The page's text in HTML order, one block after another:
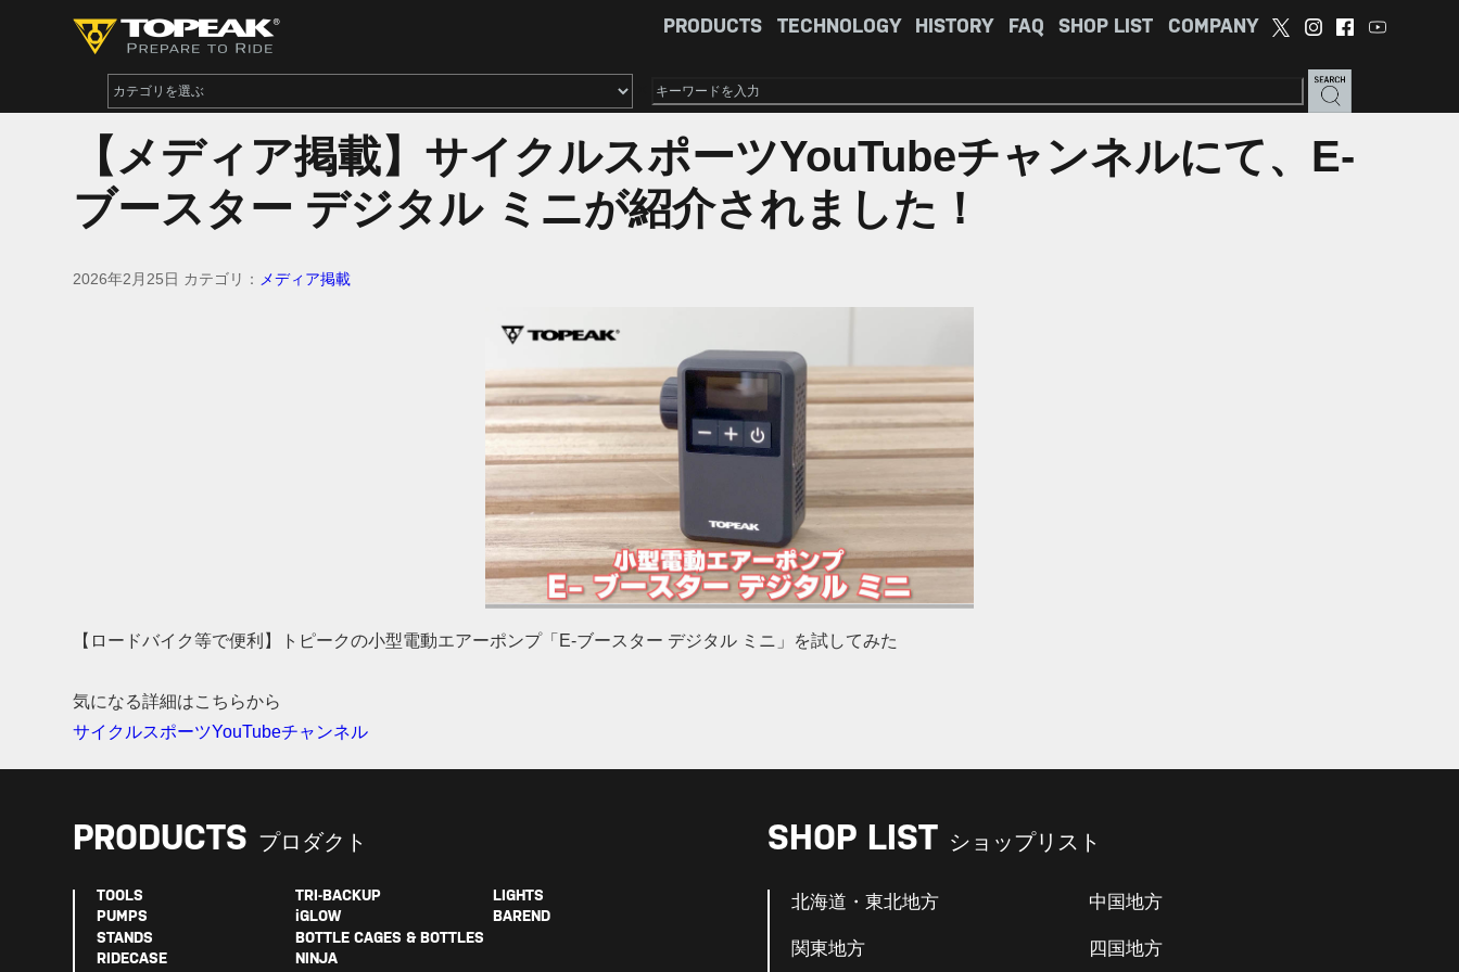
COMPANY
SHOP LIST
FAQ
HISTORY
TECHNOLOGY
PRODUCTS
【メディア掲載】サイクルスポーツYouTubeチャンネルにて、E-
ブースター デジタル ミニが紹介されました！
2026年2月25日 カテゴリ： メディア掲載
【ロードバイク等で便利】トピークの小型電動エアーポンプ「E-ブースター デジタル ミニ」を試してみた
気になる詳細はこちらから
サイクルスポーツYouTubeチャンネル
PRODUCTS プロダクト
TOOLS
PUMPS
STANDS
RIDECASE
TRI-BACKUP
iGLOW
BOTTLE CAGES & BOTTLES
NINJA
LIGHTS
BAREND
SHOP LIST ショップリスト
北海道・東北地方
関東地方
中国地方
四国地方